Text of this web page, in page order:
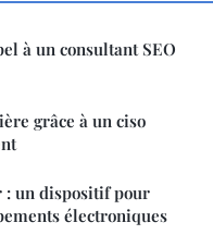
à un consultant SEO
grâce à un ciso
un dispositif pour
électroniques